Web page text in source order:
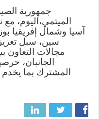
جمهورية
الميتمي،اليوم،
آسيا وشمال إفريقيا
سين، سبل تعزيز
مجالات التعاون
الجانبان،
المشترك بما يخدم